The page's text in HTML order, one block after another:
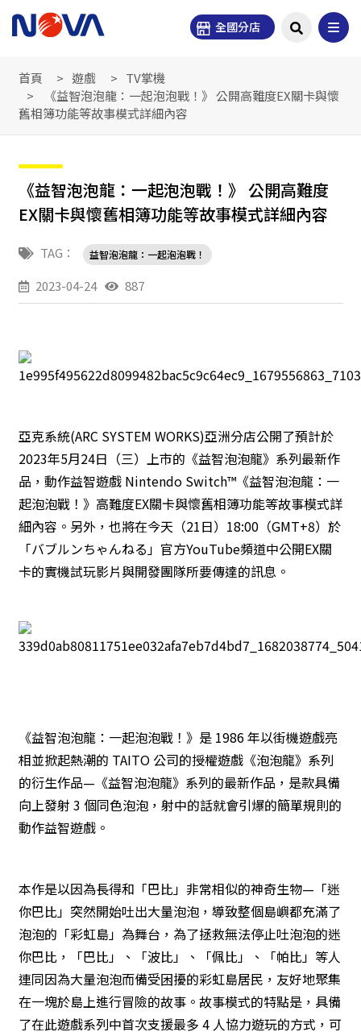
全國分店
首頁 遊戲
TV掌機
《益智泡泡龍：一起泡泡戰！》 公開高難度EX關卡與懷
舊相簿功能等故事模式詳細內容
《益智泡泡龍：一起泡泡戰！》 公開高難度
EX關卡與懷舊相簿功能等故事模式詳細內容
TAG： 益智泡泡龍：一起泡泡戰！
2023-04-24 887
亞克系統(ARC SYSTEM WORKS)亞洲分店公開了預計於
2023年5月24日（三）上市的《益智泡泡龍》系列最新作
品，動作益智遊戲 Nintendo Switch™《益智泡泡龍：一
起泡泡戰！》高難度EX關卡與懷舊相簿功能等故事模式詳
細內容。另外，也將在今天（21日）18:00（GMT+8）於
「バブルンちゃんねる」官方YouTube頻道中公開EX關
卡的實機試玩影片與開發團隊所要傳達的訊息。
《益智泡泡龍：一起泡泡戰！》是 1986 年以街機遊戲亮
相並掀起熱潮的 TAITO 公司的授權遊戲《泡泡龍》系列
的衍生作品—《益智泡泡龍》系列的最新作品，是款具備
向上發射 3 個同色泡泡，射中的話就會引爆的簡單規則的
動作益智遊戲。
本作是以因為長得和「巴比」非常相似的神奇生物—「迷
你巴比」突然開始吐出大量泡泡，導致整個島嶼都充滿了
泡泡的「彩虹島」為舞台，為了拯救無法停止吐泡泡的迷
你巴比，「巴比」、「波比」、「佩比」、「帕比」等人
連同因為大量泡泡而備受困擾的彩虹島居民，友好地聚集
在一塊於島上進行冒險的故事。故事模式的特點是，具備
了在此遊戲系列中首次支援最多 4 人協力遊玩的方式，可